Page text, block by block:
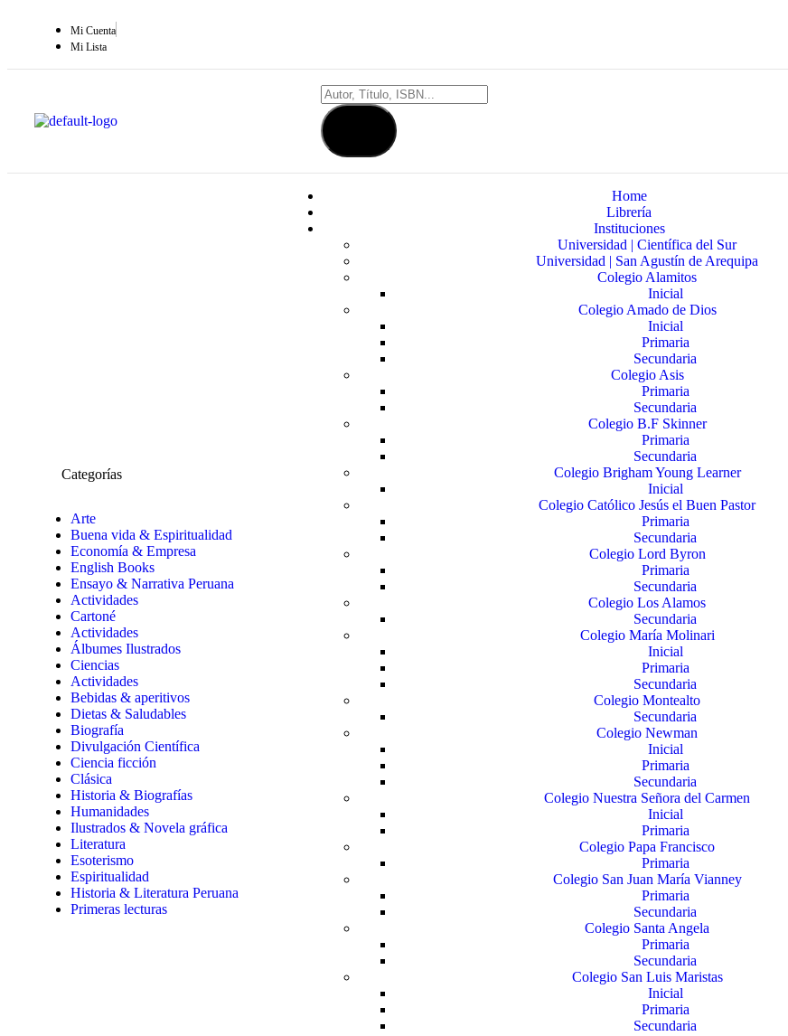
Mi Cuenta
Mi Lista
Categorías
Arte
Buena vida & Espiritualidad
Economía & Empresa
English Books
Ensayo & Narrativa Peruana
Actividades
Cartoné
Actividades
Álbumes Ilustrados
Ciencias
Actividades
Bebidas & aperitivos
Dietas & Saludables
Biografía
Divulgación Científica
Ciencia ficción
Clásica
Historia & Biografías
Humanidades
Ilustrados & Novela gráfica
Literatura
Esoterismo
Espiritualidad
Historia & Literatura Peruana
Primeras lecturas
Home
Librería
Instituciones
Universidad | Científica del Sur
Universidad | San Agustín de Arequipa
Colegio Alamitos
Inicial
Colegio Amado de Dios
Inicial
Primaria
Secundaria
Colegio Asis
Primaria
Secundaria
Colegio B.F Skinner
Primaria
Secundaria
Colegio Brigham Young Learner
Inicial
Colegio Católico Jesús el Buen Pastor
Primaria
Secundaria
Colegio Lord Byron
Primaria
Secundaria
Colegio Los Alamos
Secundaria
Colegio María Molinari
Inicial
Primaria
Secundaria
Colegio Montealto
Secundaria
Colegio Newman
Inicial
Primaria
Secundaria
Colegio Nuestra Señora del Carmen
Inicial
Primaria
Colegio Papa Francisco
Primaria
Colegio San Juan María Vianney
Primaria
Secundaria
Colegio Santa Angela
Primaria
Secundaria
Colegio San Luis Maristas
Inicial
Primaria
Secundaria